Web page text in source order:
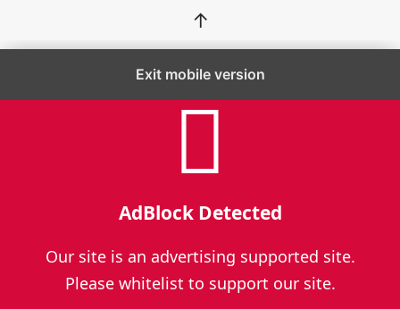
↑
Exit mobile version
AdBlock Detected
Our site is an advertising supported site.
Please whitelist to support our site.